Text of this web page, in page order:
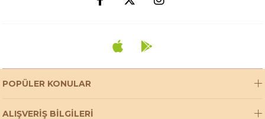
POPÜLER KONULAR
ALIŞVERİŞ BİLGİLERİ